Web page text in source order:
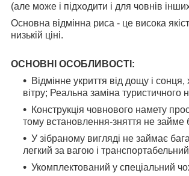
(але може і підходити і для човнів
Основна відмінна риса - це висока
низькій ціні.
ОСНОВНІ ОСОБЛИВОСТІ:
Відмінне укриття від дощу і сонця,
вітру; Реальна заміна туристичного
Конструкція човнового намету
тому встановлення-зняття не займе
У зібраному вигляді не займає
легкий за вагою і
Укомплектований у спеціальний